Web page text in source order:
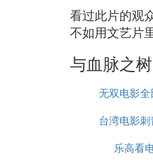
看过此片的观
不如用文艺片
与血脉之
无双电影
台湾电影
乐高看